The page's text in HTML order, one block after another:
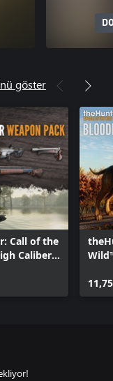
göster
Call of the
Caliber